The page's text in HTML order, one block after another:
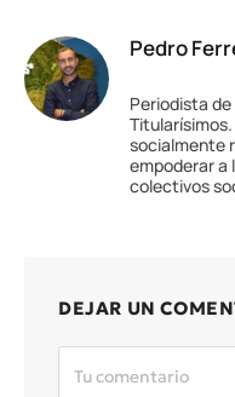
Pedro
Periodista
socialmente
empoderar a
colectivos
DEJAR UN